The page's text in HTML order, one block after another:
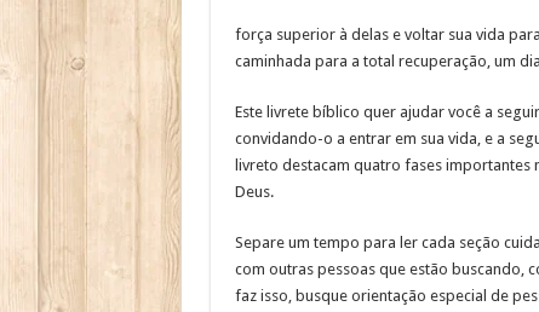
força superior à delas e voltar sua vida
caminhada para a total recuperação, um
Este livrete bíblico quer ajudar você a
convidando-o a entrar em sua vida, e a
livreto destacam quatro fases importantes
Deus.
Separe um tempo para ler cada seção
com outras pessoas que estão buscando,
faz isso, busque orientação especial de